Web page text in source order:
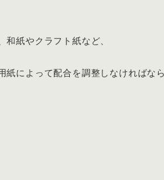
紙やクラフト紙など、
紙によって配合を調整しなければな